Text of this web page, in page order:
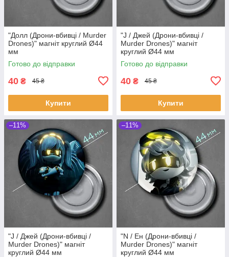
"Долл (Дрони-вбивці / Murder
Drones)" магніт круглий Ø44
мм
Готово до відправки
40 ₴ 45 ₴
Купити
"J / Джей (Дрони-вбивці /
Murder Drones)" магніт
круглий Ø44 мм
Готово до відправки
40 ₴ 45 ₴
Купити
–11%
"J / Джей (Дрони-вбивці /
Murder Drones)" магніт
круглий Ø44 мм
–11%
"N / Ен (Дрони-вбивці /
Murder Drones)" магніт
круглий Ø44 мм